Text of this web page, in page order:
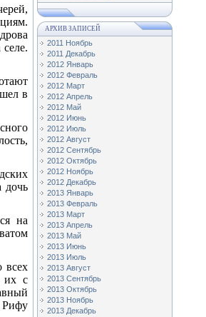
в
дочь
на
всех
их с
Рифу
АРХИВ ЗАПИСЕЙ
2011 Ноябрь
2011 Декабрь
2012 Январь
2012 Февраль
2012 Март
2012 Апрель
2012 Май
2012 Июнь
2012 Июль
2012 Август
2012 Сентябрь
2012 Октябрь
2012 Ноябрь
2012 Декабрь
2013 Январь
2013 Февраль
2013 Март
2013 Апрель
2013 Май
2013 Июнь
2013 Июль
2013 Август
2013 Сентябрь
2013 Октябрь
2013 Ноябрь
2013 Декабрь